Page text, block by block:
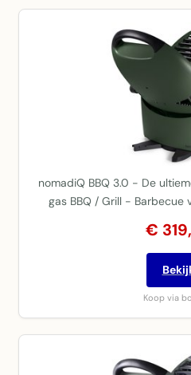
nomadiQ BBQ 3.0 - De
gas BBQ / Grill - Barbecue
€
Koop via